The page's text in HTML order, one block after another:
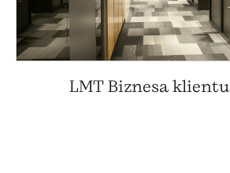
LMT Biznesa